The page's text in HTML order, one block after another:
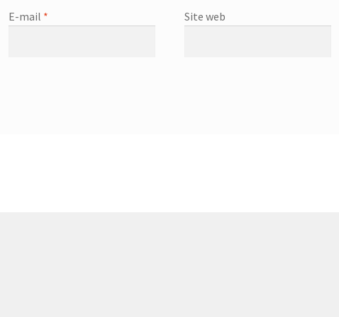
E-mail * Site web